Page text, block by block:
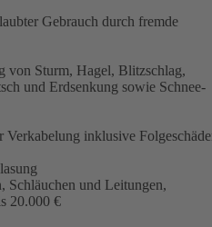
Gebrauch durch fremde
von Sturm, Hagel, Blitzschlag,
und Erdsenkung sowie Schnee-
Verkabelung inklusive
Schläuchen und Leitungen,
20.000 €